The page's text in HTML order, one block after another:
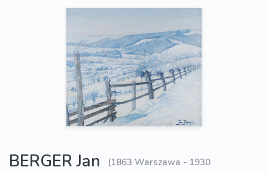
BERGER Jan
(1863 Warszawa - 1930